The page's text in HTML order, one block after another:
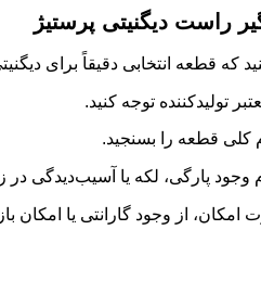
راست دیگنیتی پرستیژ
که قطعه انتخابی دقیقاً برای
تولیدکننده توجه کنید.
کلی قطعه را بسنجید.
وجود پارگی، لکه یا آسیب‌دیدگی
امکان، از وجود گارانتی یا امکان